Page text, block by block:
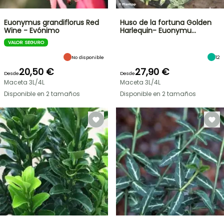
Euonymus grandiflorus Red
Wine - Evónimo
VALOR SEGURO
No disponible
Desde20,50 €
Maceta 3L/4L
Disponible en 2 tamaños
Huso de la fortuna Golden
Harlequin- Euonymu…
12
Desde27,90 €
Maceta 3L/4L
Disponible en 2 tamaños